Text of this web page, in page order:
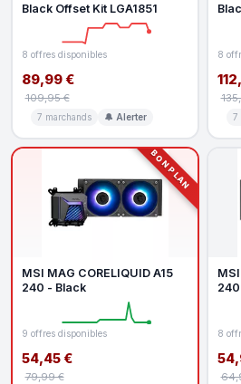
Black Offset Kit LGA1851
8 offres disponibles
89,99 €
109,95 €
7 marchands 🔔 Alerter
8
7
BON PLAN
MSI MAG CORELIQUID A15
240 - Black
9 offres disponibles
54,45 €
79,99 €
8